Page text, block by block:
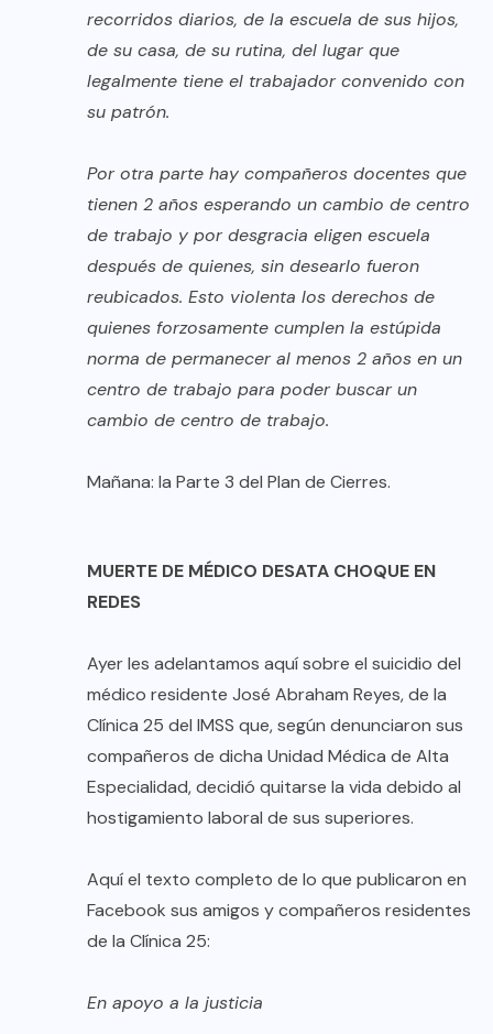
recorridos diarios, de la escuela de sus hijos,
de su casa, de su rutina, del lugar que
legalmente tiene el trabajador convenido con
su patrón.
Por otra parte hay compañeros docentes que
tienen 2 años esperando un cambio de centro
de trabajo y por desgracia eligen escuela
después de quienes, sin desearlo fueron
reubicados. Esto violenta los derechos de
quienes forzosamente cumplen la estúpida
norma de permanecer al menos 2 años en un
centro de trabajo para poder buscar un
cambio de centro de trabajo.
Mañana: la Parte 3 del Plan de Cierres.
MUERTE DE MÉDICO DESATA CHOQUE EN
REDES
Ayer les adelantamos aquí sobre el suicidio del
médico residente José Abraham Reyes, de la
Clínica 25 del IMSS que, según denunciaron sus
compañeros de dicha Unidad Médica de Alta
Especialidad, decidió quitarse la vida debido al
hostigamiento laboral de sus superiores.
Aquí el texto completo de lo que publicaron en
Facebook sus amigos y compañeros residentes
de la Clínica 25:
En apoyo a la justicia